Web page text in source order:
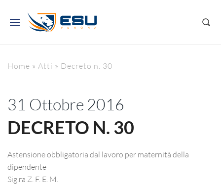
Home » Atti » Decreto n. 30
31 Ottobre 2016
DECRETO N. 30
Astensione obbligatoria dal lavoro per maternità della
dipendente
Sig.ra Z. F. E. M.